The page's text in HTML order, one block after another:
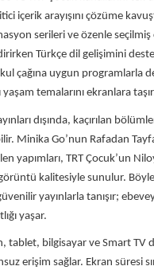
içerik arayışını çözüme
serileri ve özenle
Türkçe dil gelişimini
çağına uygun programlarla
yaşam temalarını ekranlara
dışında, kaçırılan
Minika Go’nun Rafadan
yapımları, TRT Çocuk’un
kalitesiyle sunulur.
yayınlarla tanışır;
yaşar.
tablet, bilgisayar ve Smart TV
erişim sağlar. Ekran süresi